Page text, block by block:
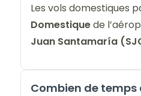
Les vols domestiques
Domestiquede
Juan Santamaría
Combien de temps